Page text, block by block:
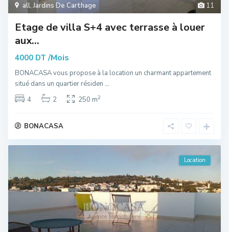
11
all,Jardins De Carthage
Etage de villa S+4 avec terrasse à louer
aux...
4000 DT/Mois
BONACASA vous propose à la location un charmant appartement
situé dans un quartier résiden ...
4
2 250 m2
BONACASA
Location